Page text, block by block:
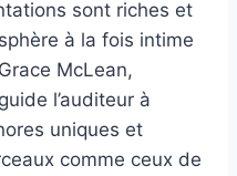
sont riches et
à la fois intime
McLean,
l’auditeur à
uniques et
comme ceux de